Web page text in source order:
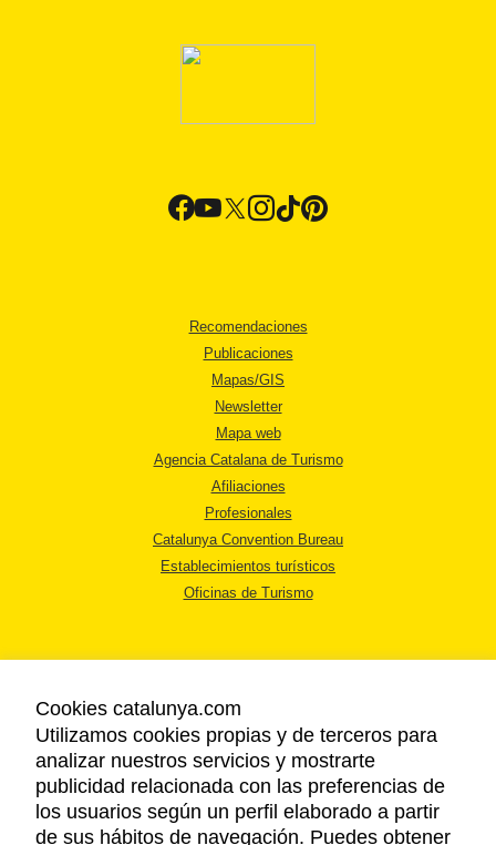
Recomendaciones
Publicaciones
Mapas/GIS
Newsletter
Mapa web
Agencia Catalana de Turismo
Afiliaciones
Profesionales
Catalunya Convention Bureau
Establecimientos turísticos
Oficinas de Turismo
AVISO LEGAL
POLÍTICA DE PRIVACIDAD
COOKIES
ACCESSIBILIDAD
Cookies catalunya.com
Utilizamos cookies propias y de terceros para
analizar nuestros servicios y mostrarte
publicidad relacionada con las preferencias de
los usuarios según un perfil elaborado a partir
de sus hábitos de navegación. Puedes obtener